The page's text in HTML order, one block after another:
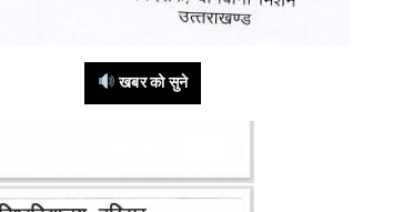
खबर को सुने